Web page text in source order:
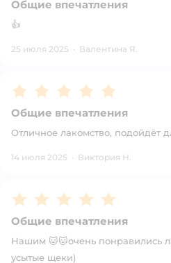
Общие впечатления
👍
25 июля 2025 · Валентина Я.
Рейтинг:5
Общие впечатления
Отличное лакомство, подойдёт
14 июля 2025 · Виктория Н.
Рейтинг:5
Общие впечатления
Нашим 🐱🐱очень понравились
усытые щеки)